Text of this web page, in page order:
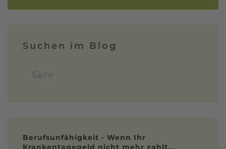
Suchen im Blog
Berufsunfähigkeit - Wenn Ihr
Krankentagegeld nicht mehr zahlt...